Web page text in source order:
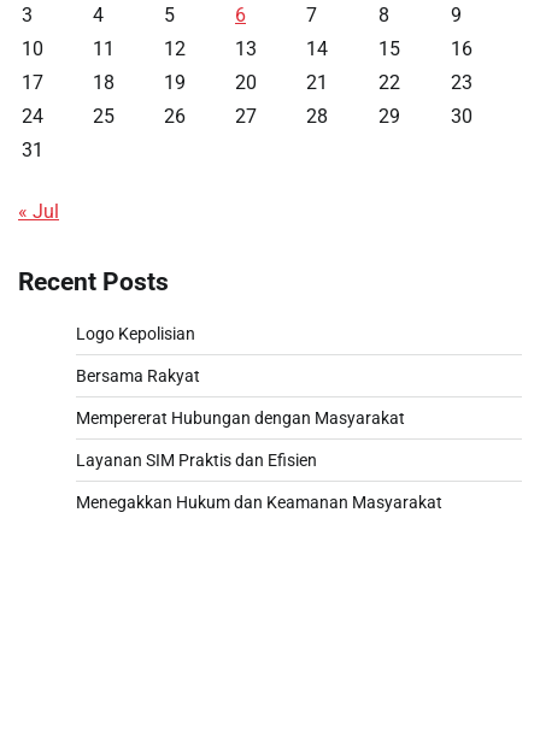
3
4 5 6 7 8
9
10
11 12 13 14 15
16
17
18 19 20 21 22
23
24
25 26 27 28 29
30
31
« Jul
Recent Posts
Logo Kepolisian
Bersama Rakyat
Mempererat Hubungan dengan Masyarakat
Layanan SIM Praktis dan Efisien
Menegakkan Hukum dan Keamanan Masyarakat